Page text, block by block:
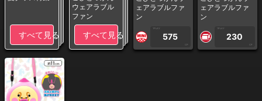
すべて見る
ウェアラブル
ファン
すべて見る
ェアラブルファ
ン
1PLAY
575
CP
ェアラブルファ
ン
1PLAY
230
CP